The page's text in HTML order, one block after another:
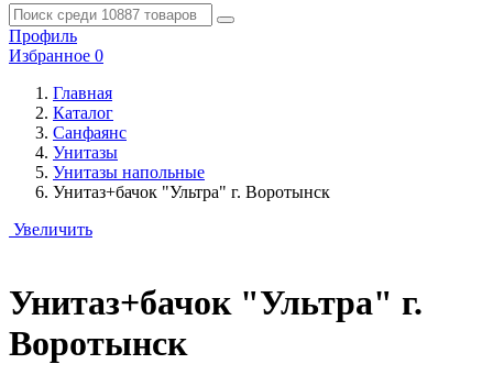
Профиль
Избранное 0
Главная
Каталог
Санфаянс
Унитазы
Унитазы напольные
Унитаз+бачок "Ультра" г. Воротынск
Увеличить
Унитаз+бачок "Ультра" г.
Воротынск